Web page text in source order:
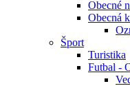
Obecné
Obecná
Šport
Turistika
Futbal -